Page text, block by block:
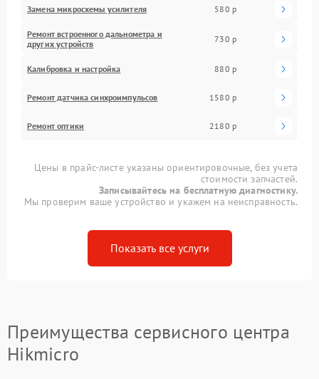
Замена микросхемы усилителя 580 р
Ремонт встроенного дальнометра и
других устройств
730 р
Калибровка и настройка 880 р
Ремонт датчика синхроимпульсов 1580 р
Ремонт оптики 2180 р
Цены в прайс-листе указаны ориентировочные, без учета
стоимости запчастей.
Записывайтесь на бесплатную диагностику.
Мы проверим ваше устройство и укажем на неисправность.
Показать все услуги
Преимущества сервисного центра
Hikmicro